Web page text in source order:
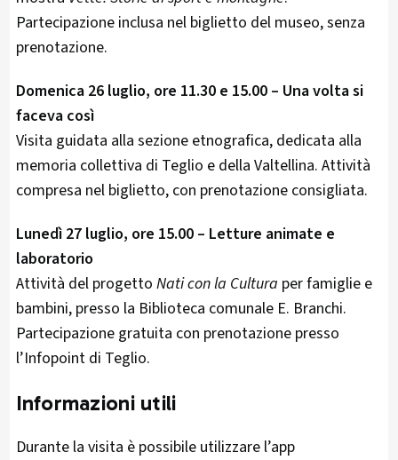
Partecipazione inclusa nel biglietto del museo, senza
prenotazione.
Domenica 26 luglio, ore 11.30 e 15.00 – Una volta si
faceva così
Visita guidata alla sezione etnografica, dedicata alla
memoria collettiva di Teglio e della Valtellina. Attività
compresa nel biglietto, con prenotazione consigliata.
Lunedì 27 luglio, ore 15.00 – Letture animate e
laboratorio
Attività del progetto Nati con la Cultura per famiglie e
bambini, presso la Biblioteca comunale E. Branchi.
Partecipazione gratuita con prenotazione presso
l’Infopoint di Teglio.
Informazioni utili
Durante la visita è possibile utilizzare l’app